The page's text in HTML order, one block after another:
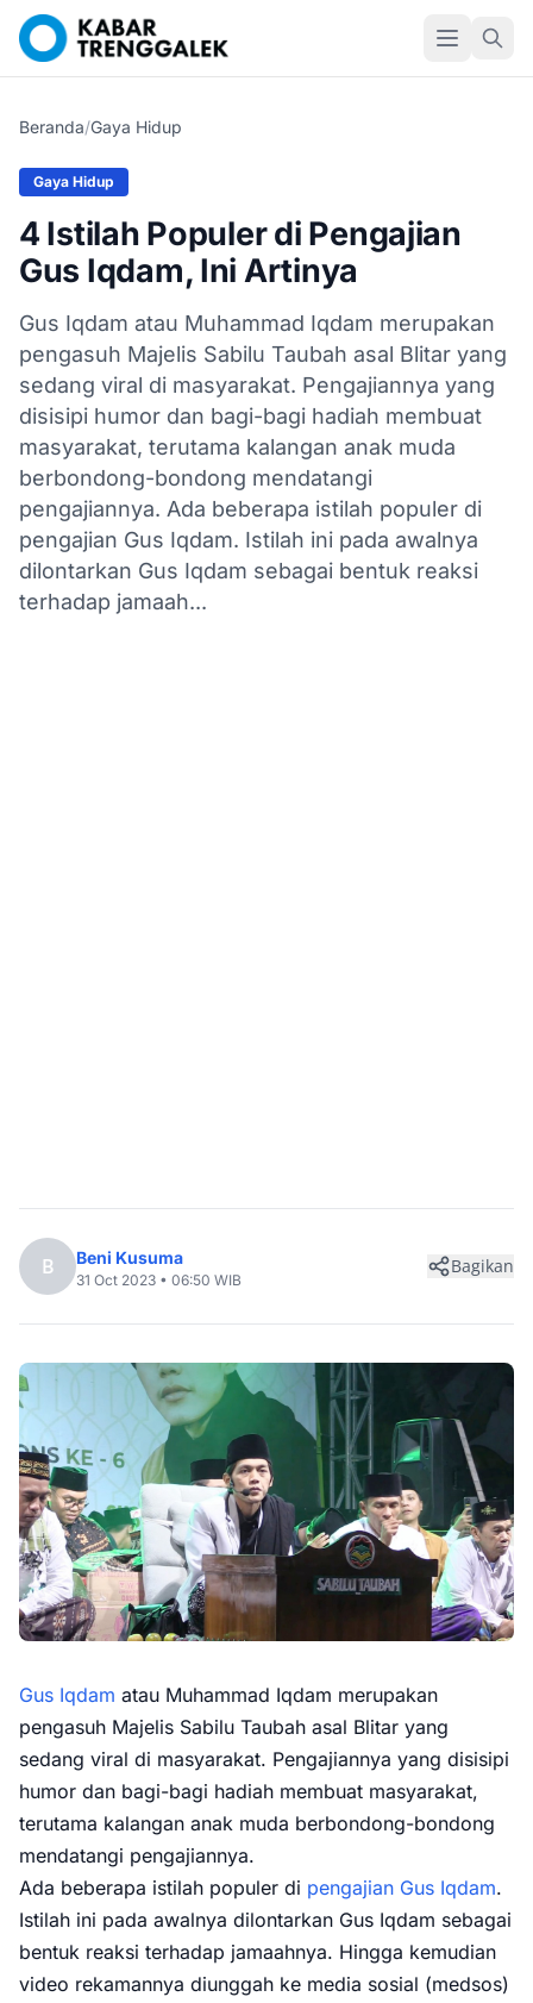
Beranda/Gaya Hidup
Gaya Hidup
4 Istilah Populer di Pengajian
Gus Iqdam, Ini Artinya
Gus Iqdam atau Muhammad Iqdam merupakan
pengasuh Majelis Sabilu Taubah asal Blitar yang
sedang viral di masyarakat. Pengajiannya yang
disisipi humor dan bagi-bagi hadiah membuat
masyarakat, terutama kalangan anak muda
berbondong-bondong mendatangi
pengajiannya. Ada beberapa istilah populer di
pengajian Gus Iqdam. Istilah ini pada awalnya
dilontarkan Gus Iqdam sebagai bentuk reaksi
terhadap jamaah...
B Beni Kusuma
31 Oct 2023 • 06:50 WIB
Bagikan
Gus Iqdam atau Muhammad Iqdam merupakan
pengasuh Majelis Sabilu Taubah asal Blitar yang
sedang viral di masyarakat. Pengajiannya yang disisipi
humor dan bagi-bagi hadiah membuat masyarakat,
terutama kalangan anak muda berbondong-bondong
mendatangi pengajiannya.
Ada beberapa istilah populer di pengajian Gus Iqdam.
Istilah ini pada awalnya dilontarkan Gus Iqdam sebagai
bentuk reaksi terhadap jamaahnya. Hingga kemudian
video rekamannya diunggah ke media sosial (medsos)